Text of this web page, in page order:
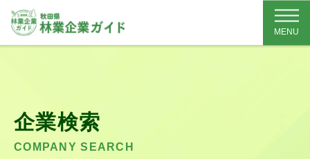
MENU
企業検索
COMPANY SEARCH